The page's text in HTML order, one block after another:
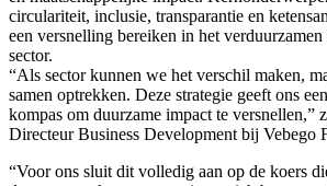
circulariteit, inclusie, transparantie en
een versnelling bereiken in het
sector.
“Als sector kunnen we het verschil maken,
samen optrekken. Deze strategie geeft ons
kompas om duurzame impact te versnellen,”
Directeur Business Development bij Vebego
“Voor ons sluit dit volledig aan op de koers